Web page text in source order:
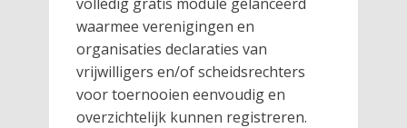
waarmee verenigingen en
organisaties declaraties van
vrijwilligers en/of scheidsrechters
voor toernooien eenvoudig en
overzichtelijk kunnen registreren.